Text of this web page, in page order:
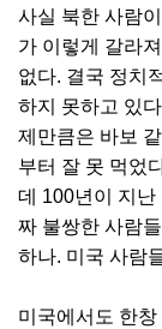
사실 북한 사람
가 이렇게 갈라
없다. 결국 정치
하지 못하고 있
제만큼은 바보
부터 잘 못 먹었
데 100년이 지난
짜 불쌍한 사람
하나. 미국 사람
미국에서도 한